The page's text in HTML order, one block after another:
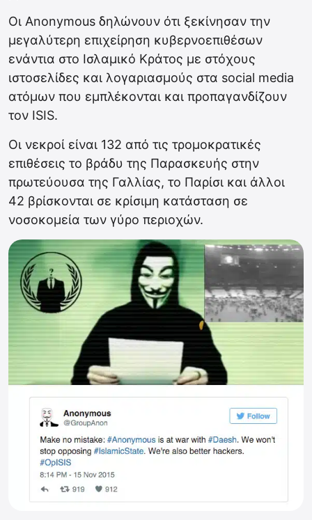
Οι Anonymous δηλώνουν ότι ξεκίνησαν την
μεγαλύτερη επιχείρηση κυβερνοεπιθέσων
ενάντια στο Ισλαμικό Κράτος με στόχους
ιστοσελίδες και λογαριασμούς στα social media
ατόμων που εμπλέκονται και προπαγανδίζουν
τον ISIS.
Οι νεκροί είναι 132 από τις τρομοκρατικές
επιθέσεις το βράδυ της Παρασκευής στην
πρωτεύουσα της Γαλλίας, το Παρίσι και άλλοι
42 βρίσκονται σε κρίσιμη κατάσταση σε
νοσοκομεία των γύρο περιοχών.